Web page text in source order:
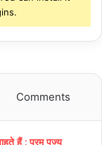
Comments
हैं : परम पूज्य